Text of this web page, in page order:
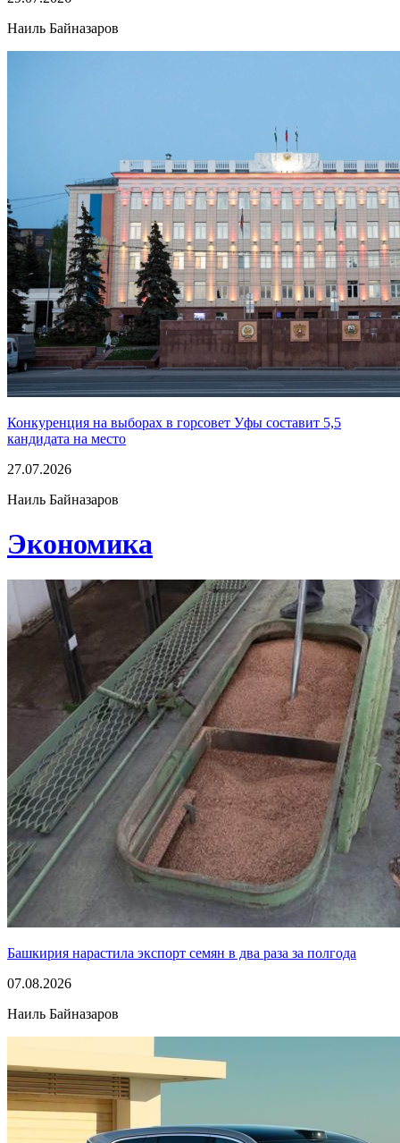
Наиль Байназаров
Конкуренция на выборах в горсовет Уфы составит 5,5
кандидата на место
27.07.2026
Наиль Байназаров
Экономика
Башкирия нарастила экспорт семян в два раза за полгода
07.08.2026
Наиль Байназаров